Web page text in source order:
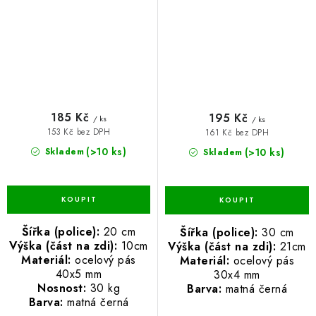
Skladem (>10 ks)
153 Kč bez DPH
185 Kč / ks
Šířka (police): 20 cm
Výška (část na zdi): 10cm
Materiál: ocelový pás
40x5 mm
Nosnost: 30 kg
Barva: matná černá
Skladem (>10 ks)
161 Kč bez DPH
195 Kč / ks
Šířka (police): 30 cm
Výška (část na zdi): 21cm
Materiál: ocelový pás
30x4 mm
Barva: matná černá